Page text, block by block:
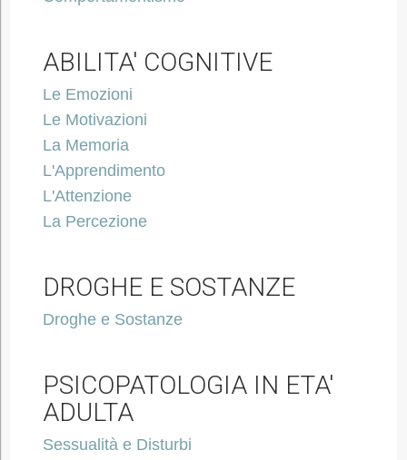
ABILITA' COGNITIVE
Le Emozioni
Le Motivazioni
La Memoria
L'Apprendimento
L'Attenzione
La Percezione
DROGHE E SOSTANZE
Droghe e Sostanze
PSICOPATOLOGIA IN ETA'
ADULTA
Sessualità e Disturbi